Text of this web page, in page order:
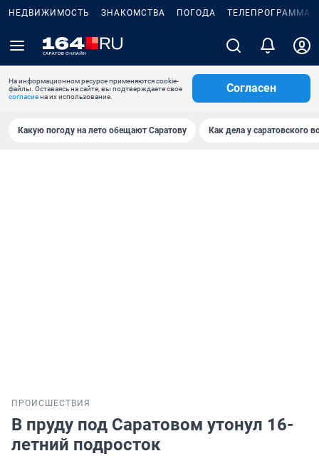
НЕДВИЖИМОСТЬ ЗНАКОМСТВА ПОГОДА ТЕЛЕПРОГРАММА
На информационном ресурсе применяются cookie-
файлы. Оставаясь на сайте, вы подтверждаете свое
согласиена их использование.
Согласен
Какую погоду на лето обещают Саратову Как дела у саратовского
ПРОИСШЕСТВИЯ
В пруду под Саратовом утонул 16-
летний подросток